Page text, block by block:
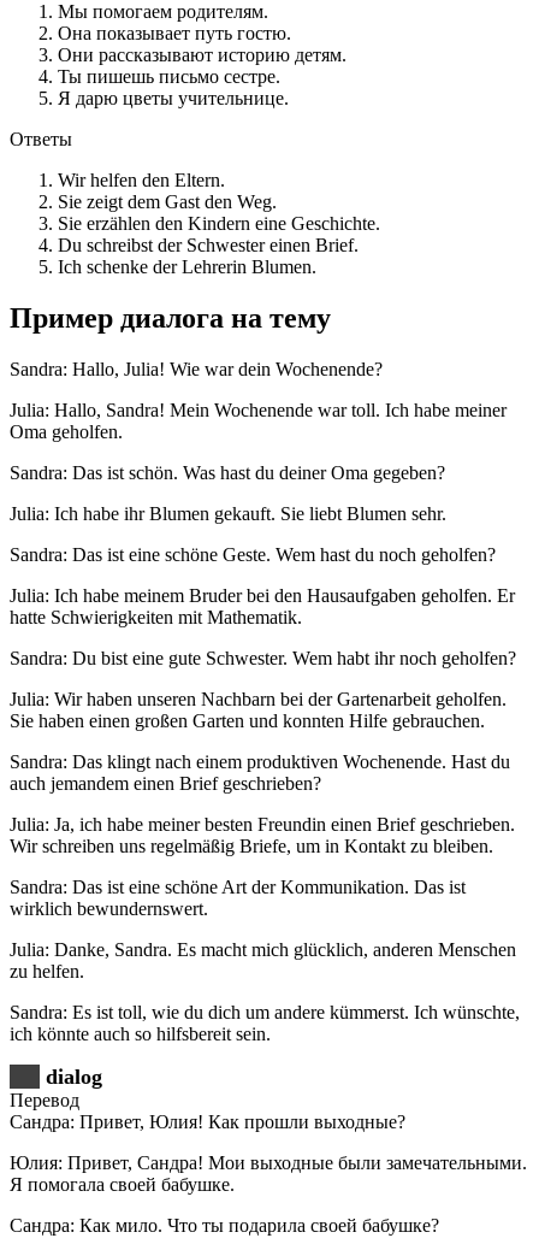
Мы помогаем родителям.
Она показывает путь гостю.
Они рассказывают историю детям.
Ты пишешь письмо сестре.
Я дарю цветы учительнице.
Ответы
Wir helfen den Eltern.
Sie zeigt dem Gast den Weg.
Sie erzählen den Kindern eine Geschichte.
Du schreibst der Schwester einen Brief.
Ich schenke der Lehrerin Blumen.
Пример диалога на тему
Sandra: Hallo, Julia! Wie war dein Wochenende?
Julia: Hallo, Sandra! Mein Wochenende war toll. Ich habe meiner
Oma geholfen.
Sandra: Das ist schön. Was hast du deiner Oma gegeben?
Julia: Ich habe ihr Blumen gekauft. Sie liebt Blumen sehr.
Sandra: Das ist eine schöne Geste. Wem hast du noch geholfen?
Julia: Ich habe meinem Bruder bei den Hausaufgaben geholfen. Er
hatte Schwierigkeiten mit Mathematik.
Sandra: Du bist eine gute Schwester. Wem habt ihr noch geholfen?
Julia: Wir haben unseren Nachbarn bei der Gartenarbeit geholfen.
Sie haben einen großen Garten und konnten Hilfe gebrauchen.
Sandra: Das klingt nach einem produktiven Wochenende. Hast du
auch jemandem einen Brief geschrieben?
Julia: Ja, ich habe meiner besten Freundin einen Brief geschrieben.
Wir schreiben uns regelmäßig Briefe, um in Kontakt zu bleiben.
Sandra: Das ist eine schöne Art der Kommunikation. Das ist
wirklich bewundernswert.
Julia: Danke, Sandra. Es macht mich glücklich, anderen Menschen
zu helfen.
Sandra: Es ist toll, wie du dich um andere kümmerst. Ich wünschte,
ich könnte auch so hilfsbereit sein.
dialog
Перевод
Сандра: Привет, Юлия! Как прошли выходные?
Юлия: Привет, Сандра! Мои выходные были замечательными.
Я помогала своей бабушке.
Сандра: Как мило. Что ты подарила своей бабушке?